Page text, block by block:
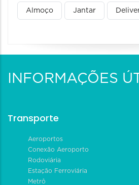
Almoço Jantar
INFORMAÇÕES
Transporte
Aeroportos
Conexão Aeroporto
Rodoviária
Estação Ferroviária
Metrô